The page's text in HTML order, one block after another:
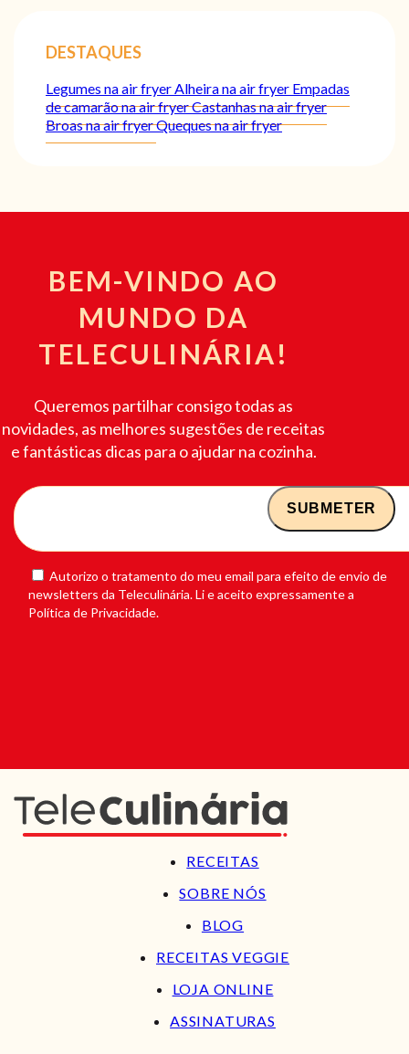
DESTAQUES
Legumes na air fryer Alheira na air fryer Empadas
de camarão na air fryerCastanhas na air fryer
Broas na air fryerQueques na air fryer
BEM-VINDO AO
MUNDO DA
TELECULINÁRIA!
Queremos partilhar consigo todas as
novidades, as melhores sugestões de receitas
e fantásticas dicas para o ajudar na cozinha.
Autorizo o tratamento do meu email para efeito de envio de
newsletters da Teleculinária. Li e aceito expressamente a
Política de Privacidade.
RECEITAS
SOBRE NÓS
BLOG
RECEITAS VEGGIE
LOJA ONLINE
ASSINATURAS